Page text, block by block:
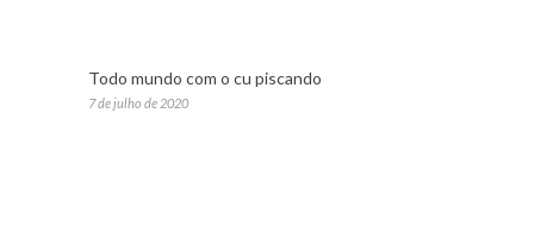
Todo mundo com o cu piscando
7 de julho de 2020